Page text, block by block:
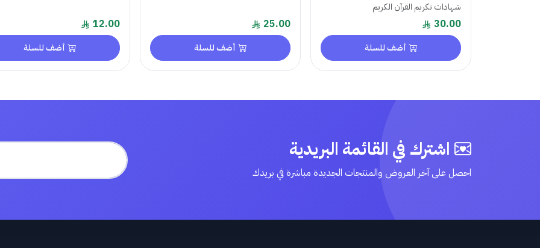
شهادات تكريم القرآن الكريم
30.00
أضف للسلة
25.00
أضف للسلة
12.00
أضف للسلة
اشترك في القائمة البريدية
احصل على آخر العروض والمنتجات الجديدة مباشرة في بريدك